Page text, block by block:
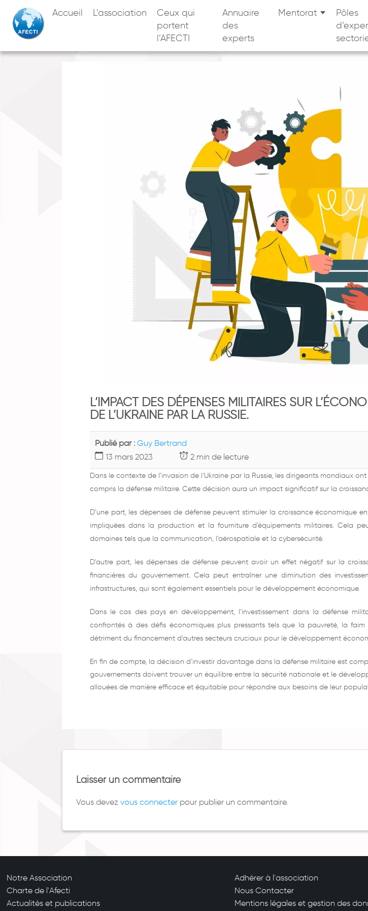
Accueil L’association
Ceux qui
portent
l’AFECTI
Annuaire
des
experts
Mentorat
Pôles
L’IMPACT DES DÉPENSES MILITAIRES SUR
DE L’UKRAINE PAR LA RUSSIE.
Publié par : Guy Bertrand
13 mars 2023
2 min de lecture
Dans le contexte de l’invasion de l’Ukraine par la Russie, les dirigeants mondiaux
compris la défense militaire. Cette décision aura un impact significatif sur la
D’une part, les dépenses de défense peuvent stimuler la croissance économique
impliquées dans la production et la fourniture d’équipements militaires. Cela
domaines tels que la communication, l’aérospatiale et la cybersécurité.
D’autre part, les dépenses de défense peuvent avoir un effet négatif sur la
financières du gouvernement. Cela peut entraîner une diminution des
infrastructures, qui sont également essentiels pour le développement économique.
Dans le cas des pays en développement, l’investissement dans la défense
confrontés à des défis économiques plus pressants tels que la pauvreté, la
détriment du financement d’autres secteurs cruciaux pour le développement
En fin de compte, la décision d’investir davantage dans la défense militaire est
gouvernements doivent trouver un équilibre entre la sécurité nationale et le
allouées de manière efficace et équitable pour répondre aux besoins de leur
Laisser un commentaire
Vous devez vous connecterpour publier un commentaire.
Notre Association
Charte de l'Afecti
Actualités et publications
Adhérer à l'association
Nous Contacter
Mentions légales et gestion des